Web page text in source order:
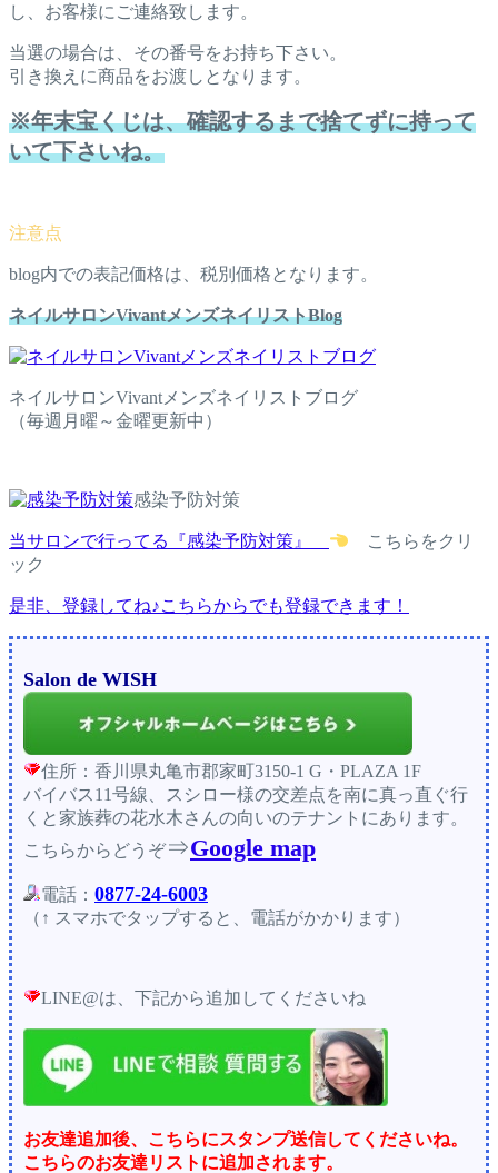
し、お客様にご連絡致します。
当選の場合は、その番号をお持ち下さい。
引き換えに商品をお渡しとなります。
※年末宝くじは、確認するまで捨てずに持って
いて下さいね。
blog内での表記価格は、税別価格となります。
ネイルサロンVivantメンズネイリストBlog
ネイルサロンVivantメンズネイリストブログ
（毎週月曜～金曜更新中）
感染予防対策
当サロンで行ってる『感染予防対策』
こちらをクリ
ック
是非、登録してね♪こちらからでも登録できます！
Salon de WISH
住所：香川県丸亀市郡家町3150-1 G・PLAZA 1F
バイバス11号線、スシロー様の交差点を南に真っ直ぐ行
くと家族葬の花水木さんの向いのテナントにあります。
こちらからどうぞ⇒Google map
電話： 0877-24-6003
（↑ スマホでタップすると、電話がかかります）
LINE@は、下記から追加してくださいね
お友達追加後、こちらにスタンプ送信してくださいね。
こちらのお友達リストに追加されます。